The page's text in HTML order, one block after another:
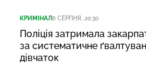
КРИМІНАЛ6 СЕРПНЯ, 20:30
Поліція затримала
за систематичне
дівчаток